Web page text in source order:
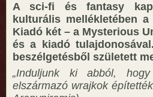
A sci-fi és fantasy
kulturális mellékletében
Kiadó két – a Mysterious
és a kiadó
beszélgetésből született
„Induljunk ki abból,
elszármazó wrajkok